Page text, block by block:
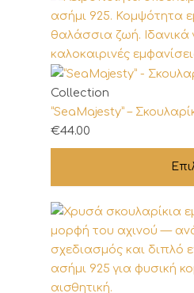
σελίδα
Collection
“SeaMajesty” –
€44.00
Αυτό
το
προϊόν
έχει
παραλλαγές.
Οι
επιλογές
μπορούν
επιλεγούν